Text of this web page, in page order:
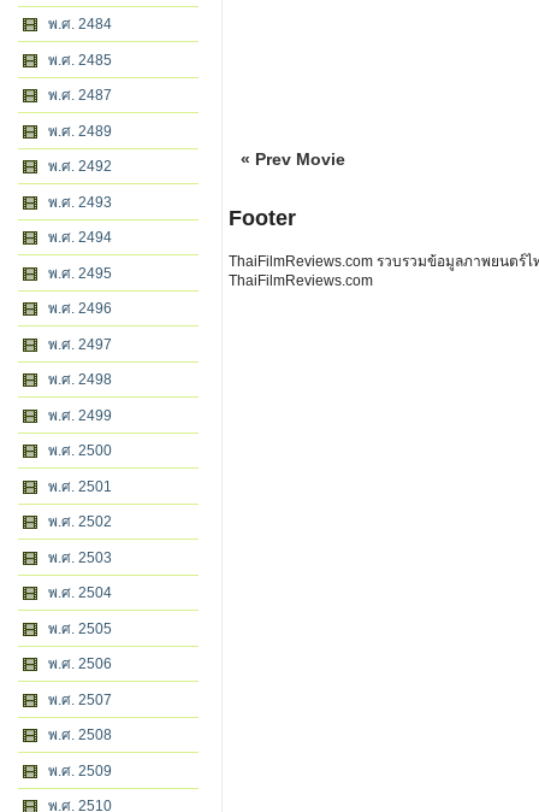
พ.ศ. 2484
พ.ศ. 2485
พ.ศ. 2487
พ.ศ. 2489
พ.ศ. 2492
พ.ศ. 2493
พ.ศ. 2494
พ.ศ. 2495
พ.ศ. 2496
พ.ศ. 2497
พ.ศ. 2498
พ.ศ. 2499
พ.ศ. 2500
พ.ศ. 2501
พ.ศ. 2502
พ.ศ. 2503
พ.ศ. 2504
พ.ศ. 2505
พ.ศ. 2506
พ.ศ. 2507
พ.ศ. 2508
พ.ศ. 2509
พ.ศ. 2510
« Prev Movie
Footer
ThaiFilmReviews.com รวบรวมข้อมูลภาพยนตร์
ThaiFilmReviews.com